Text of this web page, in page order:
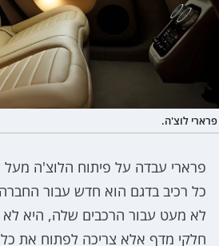
פרארי לוצ'ה.
פרארי עבדה על פיתוח הלוצ'ה
כל רכיב בדגם הוא חדש עבור
לא מעט עבור הרכבים שלה, היא
חלקי מדף אלא צריכה לפתוח את כל